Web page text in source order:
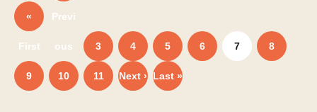
«
First
Previ
ous 3 4 5 6 7 8
9 10 11 Next › Last »